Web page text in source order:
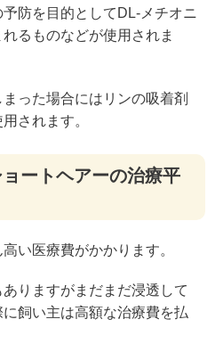
防を目的としてDL-メチオニ
るものなどが使用されま
った場合にはリンの吸着剤
されます。
ートヘアーの治療平
い医療費がかかります。
りますがまだまだ浸透して
飼い主は高額な治療費を払